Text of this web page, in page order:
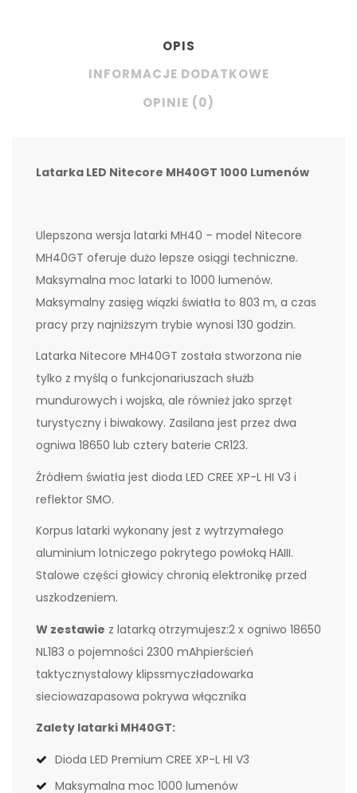
OPIS
INFORMACJE DODATKOWE
OPINIE (0)
Latarka LED Nitecore MH40GT 1000 Lumenów
Ulepszona wersja latarki MH40 – model Nitecore
MH40GT oferuje dużo lepsze osiągi techniczne.
Maksymalna moc latarki to 1000 lumenów.
Maksymalny zasięg wiązki światła to 803 m, a czas
pracy przy najniższym trybie wynosi 130 godzin.
Latarka Nitecore MH40GT została stworzona nie
tylko z myślą o funkcjonariuszach służb
mundurowych i wojska, ale również jako sprzęt
turystyczny i biwakowy. Zasilana jest przez dwa
ogniwa 18650 lub cztery baterie CR123.
Źródłem światła jest dioda LED CREE XP-L HI V3 i
reflektor SMO.
Korpus latarki wykonany jest z wytrzymałego
aluminium lotniczego pokrytego powłoką HAIII.
Stalowe części głowicy chronią elektronikę przed
uszkodzeniem.
W zestawie z latarką otrzymujesz:2 x ogniwo 18650
NL183 o pojemności 2300 mAhpierścień
taktycznystalowy klipssmyczładowarka
sieciowazapasowa pokrywa włącznika
Zalety latarki MH40GT:
Dioda LED Premium CREE XP-L HI V3
Maksymalna moc 1000 lumenów